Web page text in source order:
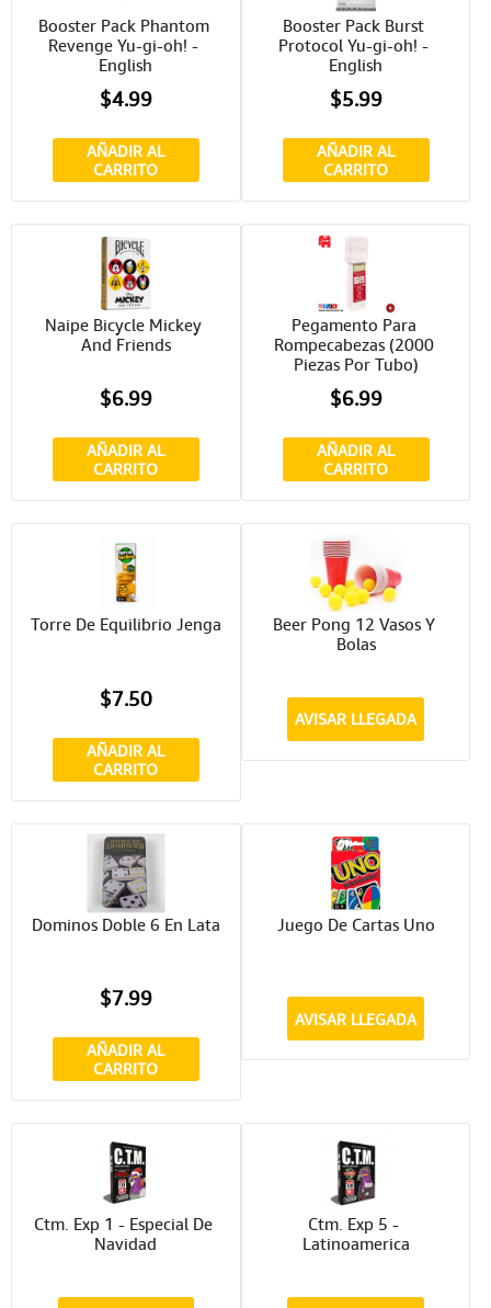
Booster Pack Phantom
Revenge Yu-gi-oh! -
English
$4.99
AÑADIR AL
CARRITO
Booster Pack Burst
Protocol Yu-gi-oh! -
English
$5.99
AÑADIR AL
CARRITO
Naipe Bicycle Mickey
And Friends
$6.99
AÑADIR AL
CARRITO
Pegamento Para
Rompecabezas (2000
Piezas Por Tubo)
$6.99
AÑADIR AL
CARRITO
Torre De Equilibrio Jenga
$7.50
AÑADIR AL
CARRITO
Beer Pong 12 Vasos Y
Bolas
AVISAR LLEGADA
Dominos Doble 6 En Lata
$7.99
AÑADIR AL
CARRITO
Juego De Cartas Uno
AVISAR LLEGADA
Ctm. Exp 1 - Especial De
Navidad
Ctm. Exp 5 -
Latinoamerica